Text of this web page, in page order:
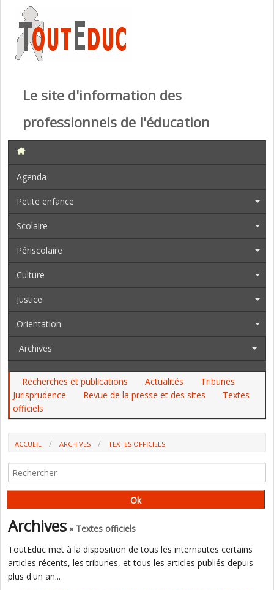
Le site d'information des
professionnels de l'éducation
Agenda
Petite enfance
Scolaire
Périscolaire
Culture
Justice
Orientation
Archives
Recherches et publications Actualités
Tribunes
Jurisprudence
Revue de la presse et des sites
Textes
officiels
ACCUEIL ARCHIVES
TEXTES OFFICIELS
MINEURS ISOLÉS, PLUSIEURS CAP ET BP, LA PJJ, LE MEN...
Archives » Textes officiels
ToutEduc met à la disposition de tous les internautes certains
articles récents, les tribunes, et tous les articles publiés depuis
plus d'un an...